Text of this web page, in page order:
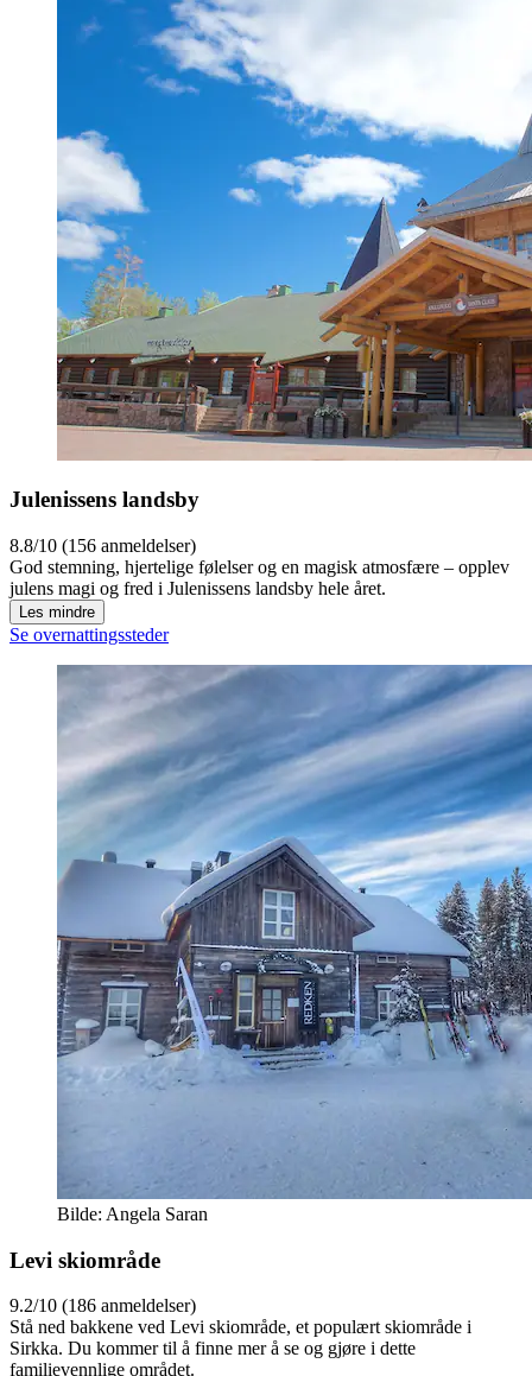
Julenissens landsby
8.8/10 (156 anmeldelser)
God stemning, hjertelige følelser og en magisk atmosfære – opplev
julens magi og fred i Julenissens landsby hele året.
Les mindre
Se overnattingssteder
Bilde: Angela Saran
Levi skiområde
9.2/10 (186 anmeldelser)
Stå ned bakkene ved Levi skiområde, et populært skiområde i
Sirkka. Du kommer til å finne mer å se og gjøre i dette
familievennlige området.